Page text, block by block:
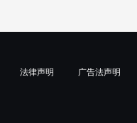
法律声明 广告法声明